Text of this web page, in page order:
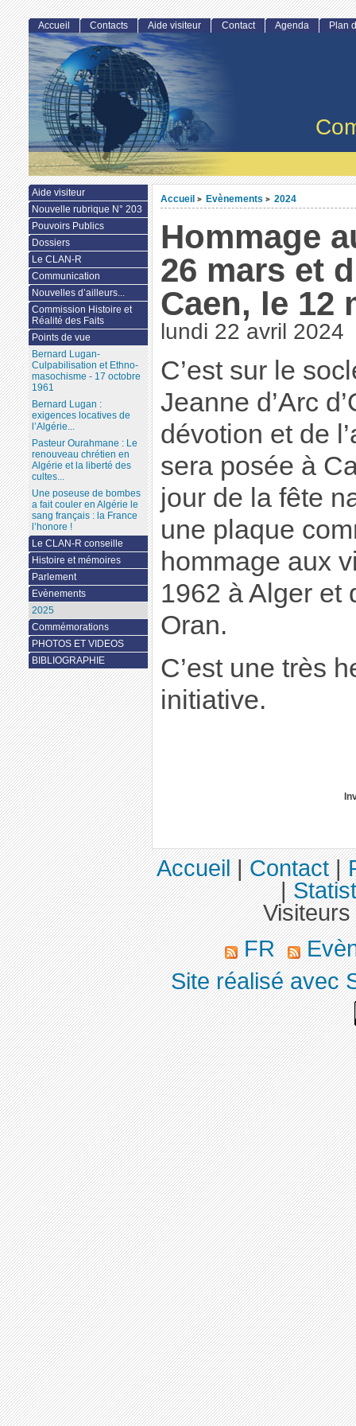
Accueil > Evènements > 2024
Hommage
26 mars et
Caen, le 12
lundi 22 avril 2024
C’est sur le
Jeanne d’Arc
dévotion et de
sera posée à
jour de la fête
une plaque
hommage aux
1962 à Alger et
Oran.
C’est une très
initiative.
Accueil Contacts Aide visiteur Contact Agenda Plan
Aide visiteur
Nouvelle rubrique N° 203
Pouvoirs Publics
Dossiers
Le CLAN-R
Communication
Nouvelles d’ailleurs...
Commission Histoire et
Réalité des Faits
Points de vue
Bernard Lugan-
Culpabilisation et Ethno-
masochisme - 17 octobre
1961
Bernard Lugan :
exigences locatives de
l’Algérie...
Pasteur Ourahmane : Le
renouveau chrétien en
Algérie et la liberté des
cultes...
Une poseuse de bombes
a fait couler en Algérie le
sang français : la France
l’honore !
Le CLAN-R conseille
Histoire et mémoires
Parlement
Evènements
2025
Commémorations
PHOTOS ET VIDEOS
BIBLIOGRAPHIE
Accueil|Contact|
|
FR
Site réalisé avec